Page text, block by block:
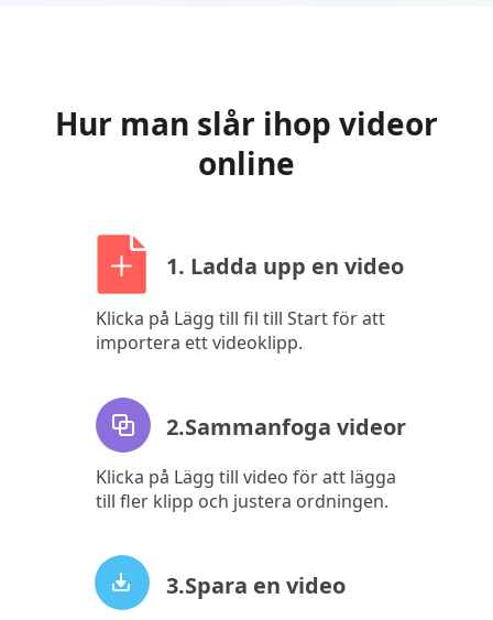
Hur man slår ihop videor
online
1. Ladda upp en video
Klicka på Lägg till fil till Start för att
importera ett videoklipp.
2.Sammanfoga videor
Klicka på Lägg till video för att lägga
till fler klipp och justera ordningen.
3.Spara en video